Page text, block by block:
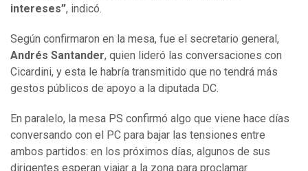
intereses”, indicó.
Según confirmaron en la mesa, fue el secretario general,
Andrés Santander, quien lideró las conversaciones con
Cicardini, y esta le habría transmitido que no tendrá más
gestos públicos de apoyo a la diputada DC.
En paralelo, la mesa PS confirmó algo que viene hace días
conversando con el PC para bajar las tensiones entre
ambos partidos: en los próximos días, algunos de sus
dirigentes esperan viajar a la zona para proclamar